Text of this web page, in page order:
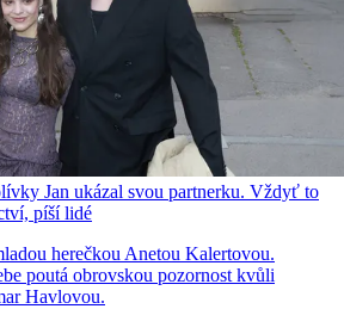
Jan ukázal svou partnerku. Vždyť to
píší lidé
herečkou Anetou Kalertovou.
poutá obrovskou pozornost kvůli
Havlovou.